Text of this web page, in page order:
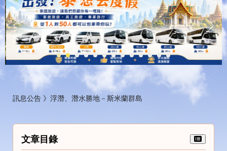
訊息公告 》 浮潛、潛水勝地－斯米蘭群島
文章目錄